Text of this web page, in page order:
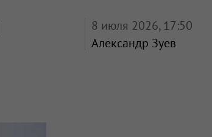
8 июля 2026, 17:50
Александр Зуев